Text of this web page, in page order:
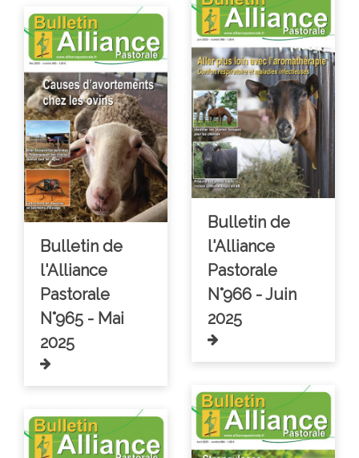
Bulletin de
l'Alliance
Pastorale
N°966 - Juin
2025
Bulletin de
l'Alliance
Pastorale
N°965 - Mai
2025